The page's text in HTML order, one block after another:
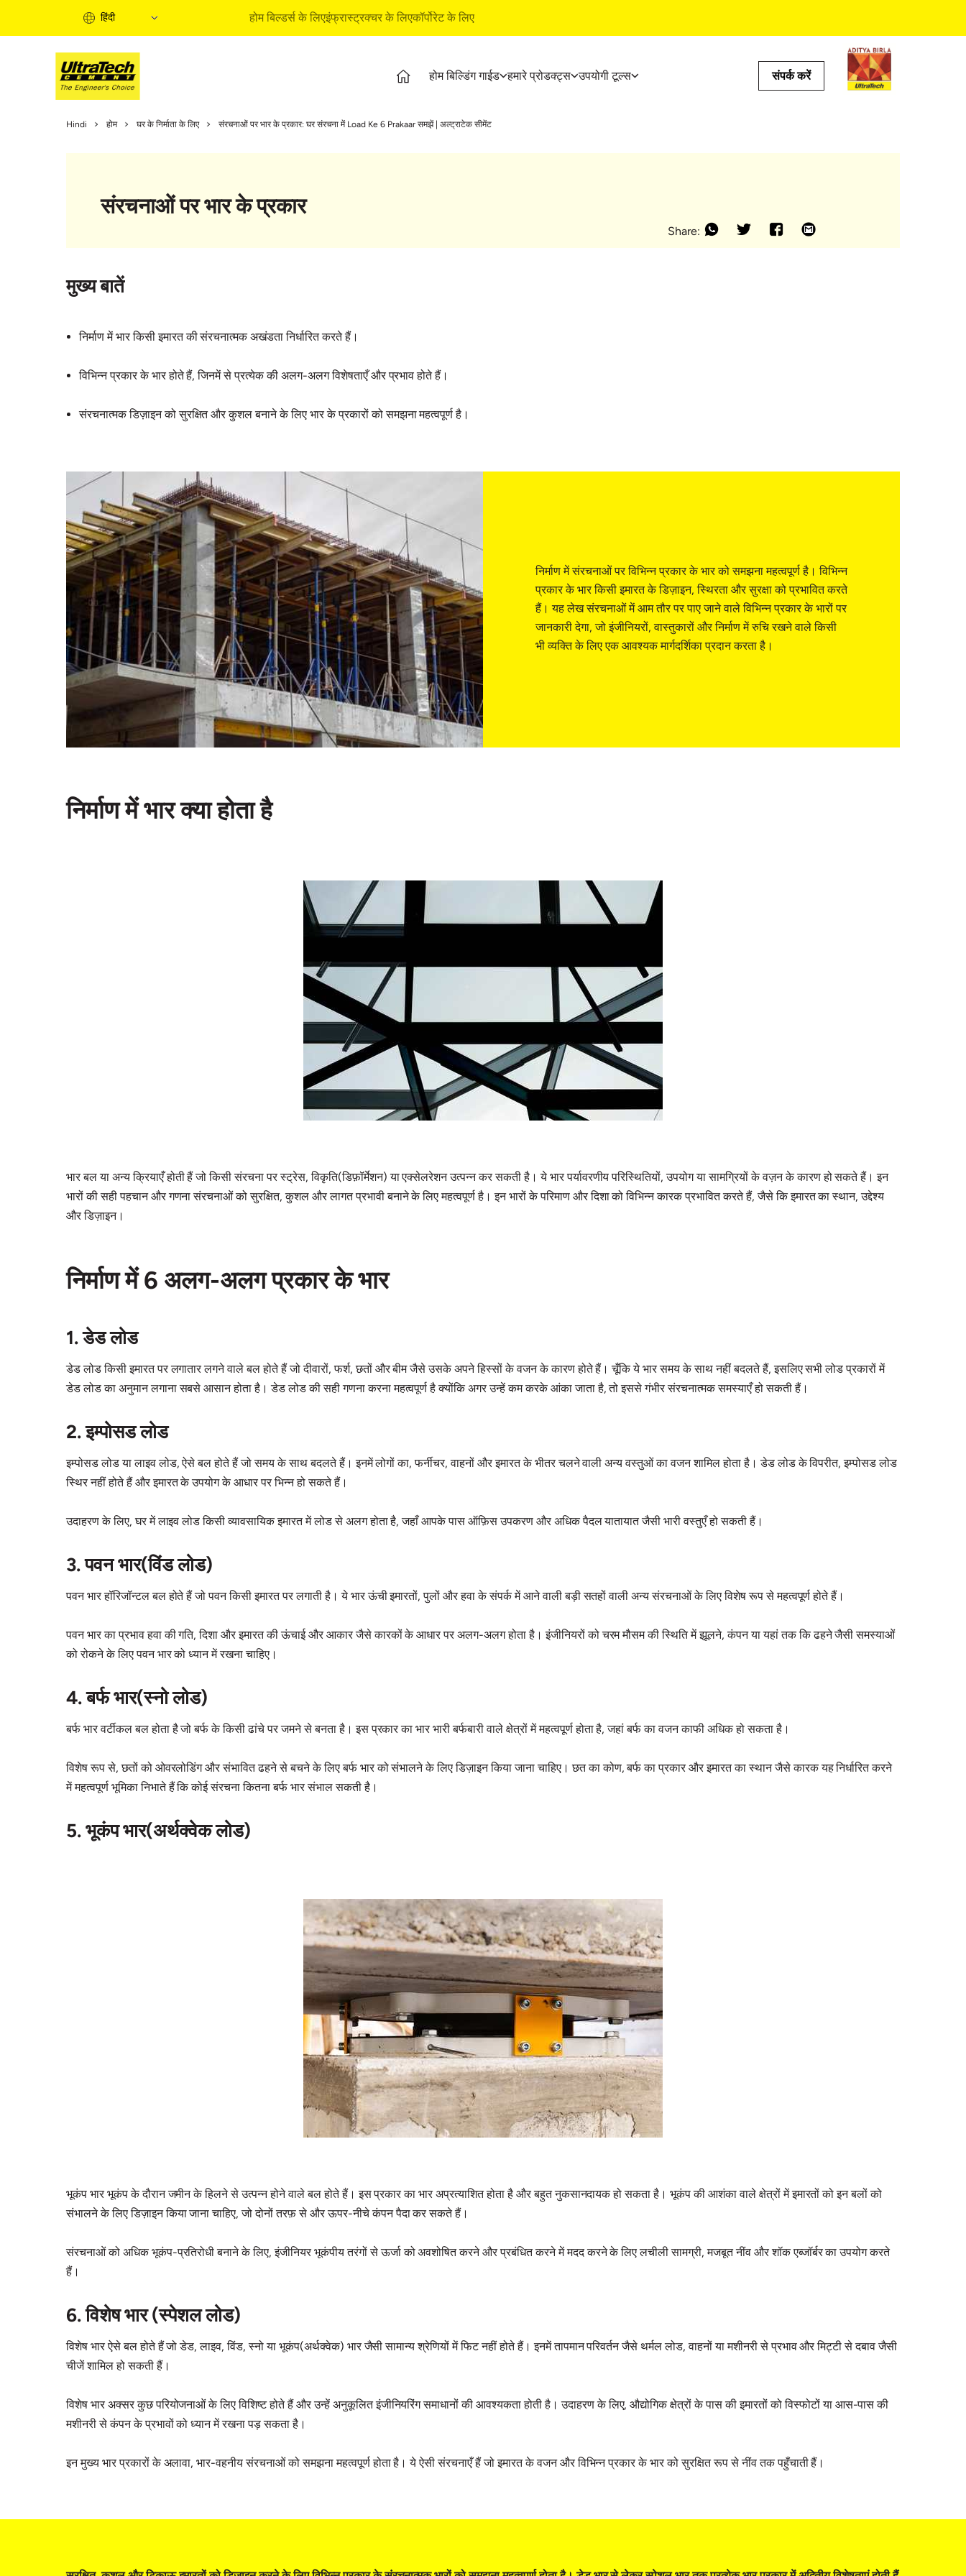
हिंदी होम बिल्डर्स के लिएइंफ्रास्ट्रक्चर के लिएकॉर्पोरेट के लिए
होम बिल्डिंग गाईड हमारे प्रोडक्‍ट्स उपयोगी टूल्‍स
बाइ सॉल्‍यूशन्‍स
संपर्क करें
Hindi होम घर के निर्माता के लिए संरचनाओं पर भार के प्रकार: घर संरचना में Load Ke 6 Prakaar समझें | अल्ट्राटेक सीमेंट
संरचनाओं पर भार के प्रकार
Share:
मुख्य बातें
निर्माण में भार किसी इमारत की संरचनात्मक अखंडता निर्धारित करते हैं।
विभिन्न प्रकार के भार होते हैं, जिनमें से प्रत्येक की अलग-अलग विशेषताएँ और प्रभाव होते हैं।
संरचनात्मक डिज़ाइन को सुरक्षित और कुशल बनाने के लिए भार के प्रकारों को समझना महत्वपूर्ण है।
निर्माण में संरचनाओं पर विभिन्न प्रकार के भार को समझना महत्वपूर्ण है। विभिन्न
प्रकार के भार किसी इमारत के डिज़ाइन, स्थिरता और सुरक्षा को प्रभावित करते
हैं। यह लेख संरचनाओं में आम तौर पर पाए जाने वाले विभिन्न प्रकार के भारों पर
जानकारी देगा, जो इंजीनियरों, वास्तुकारों और निर्माण में रुचि रखने वाले किसी
भी व्यक्ति के लिए एक आवश्यक मार्गदर्शिका प्रदान करता है।
निर्माण में भार क्या होता है
भार बल या अन्य क्रियाएँ होती हैं जो किसी संरचना पर स्ट्रेस, विकृति(डिफ़ॉर्मेशन) या एक्सेलरेशन उत्पन्न कर सकती है। ये भार पर्यावरणीय परिस्थितियों, उपयोग या सामग्रियों के वज़न के कारण हो सकते हैं। इन
भारों की सही पहचान और गणना संरचनाओं को सुरक्षित, कुशल और लागत प्रभावी बनाने के लिए महत्वपूर्ण है। इन भारों के परिमाण और दिशा को विभिन्न कारक प्रभावित करते हैं, जैसे कि इमारत का स्थान, उद्देश्य
और डिज़ाइन।
निर्माण में 6 अलग-अलग प्रकार के भार
1. डेड लोड
डेड लोड किसी इमारत पर लगातार लगने वाले बल होते हैं जो दीवारों, फर्श, छतों और बीम जैसे उसके अपने हिस्सों के वजन के कारण होते हैं। चूँकि ये भार समय के साथ नहीं बदलते हैं, इसलिए सभी लोड प्रकारों में
डेड लोड का अनुमान लगाना सबसे आसान होता है। डेड लोड की सही गणना करना महत्वपूर्ण है क्योंकि अगर उन्हें कम करके आंका जाता है, तो इससे गंभीर संरचनात्मक समस्याएँ हो सकती हैं।
2. इम्पोसड लोड
इम्पोसड लोड या लाइव लोड, ऐसे बल होते हैं जो समय के साथ बदलते हैं। इनमें लोगों का, फर्नीचर, वाहनों और इमारत के भीतर चलने वाली अन्य वस्तुओं का वजन शामिल होता है। डेड लोड के विपरीत, इम्पोसड लोड
स्थिर नहीं होते हैं और इमारत के उपयोग के आधार पर भिन्न हो सकते हैं।
उदाहरण के लिए, घर में लाइव लोड किसी व्यावसायिक इमारत में लोड से अलग होता है, जहाँ आपके पास ऑफ़िस उपकरण और अधिक पैदल यातायात जैसी भारी वस्तुएँ हो सकती हैं।
3. पवन भार(विंड लोड)
पवन भार हॉरिजॉन्टल बल होते हैं जो पवन किसी इमारत पर लगाती है। ये भार ऊंची इमारतों, पुलों और हवा के संपर्क में आने वाली बड़ी सतहों वाली अन्य संरचनाओं के लिए विशेष रूप से महत्वपूर्ण होते हैं।
पवन भार का प्रभाव हवा की गति, दिशा और इमारत की ऊंचाई और आकार जैसे कारकों के आधार पर अलग-अलग होता है। इंजीनियरों को चरम मौसम की स्थिति में झूलने, कंपन या यहां तक ​​कि ढहने जैसी समस्याओं
को रोकने के लिए पवन भार को ध्यान में रखना चाहिए।
4. बर्फ भार(स्नो लोड)
बर्फ भार वर्टीकल बल होता है जो बर्फ के किसी ढांचे पर जमने से बनता है। इस प्रकार का भार भारी बर्फबारी वाले क्षेत्रों में महत्वपूर्ण होता है, जहां बर्फ का वजन काफी अधिक हो सकता है।
विशेष रूप से, छतों को ओवरलोडिंग और संभावित ढहने से बचने के लिए बर्फ भार को संभालने के लिए डिज़ाइन किया जाना चाहिए। छत का कोण, बर्फ का प्रकार और इमारत का स्थान जैसे कारक यह निर्धारित करने
में महत्वपूर्ण भूमिका निभाते हैं कि कोई संरचना कितना बर्फ भार संभाल सकती है।
5. भूकंप भार(अर्थक्वेक लोड)
भूकंप भार भूकंप के दौरान जमीन के हिलने से उत्पन्न होने वाले बल होते हैं। इस प्रकार का भार अप्रत्याशित होता है और बहुत नुकसानदायक हो सकता है। भूकंप की आशंका वाले क्षेत्रों में इमारतों को इन बलों को
संभालने के लिए डिज़ाइन किया जाना चाहिए, जो दोनों तरफ़ से और ऊपर-नीचे कंपन पैदा कर सकते हैं।
संरचनाओं को अधिक भूकंप-प्रतिरोधी बनाने के लिए, इंजीनियर भूकंपीय तरंगों से ऊर्जा को अवशोषित करने और प्रबंधित करने में मदद करने के लिए लचीली सामग्री, मजबूत नींव और शॉक एब्जॉर्बर का उपयोग करते
हैं।
6. विशेष भार (स्पेशल लोड)
विशेष भार ऐसे बल होते हैं जो डेड, लाइव, विंड, स्नो या भूकंप(अर्थक्वेक) भार जैसी सामान्य श्रेणियों में फिट नहीं होते हैं। इनमें तापमान परिवर्तन जैसे थर्मल लोड, वाहनों या मशीनरी से प्रभाव और मिट्टी से दबाव जैसी
चीजें शामिल हो सकती हैं।
विशेष भार अक्सर कुछ परियोजनाओं के लिए विशिष्ट होते हैं और उन्हें अनुकूलित इंजीनियरिंग समाधानों की आवश्यकता होती है। उदाहरण के लिए, औद्योगिक क्षेत्रों के पास की इमारतों को विस्फोटों या आस-पास की
मशीनरी से कंपन के प्रभावों को ध्यान में रखना पड़ सकता है।
इन मुख्य भार प्रकारों के अलावा, भार-वहनीय संरचनाओं को समझना महत्वपूर्ण होता है। ये ऐसी संरचनाएँ हैं जो इमारत के वजन और विभिन्न प्रकार के भार को सुरक्षित रूप से नींव तक पहुँचाती हैं।